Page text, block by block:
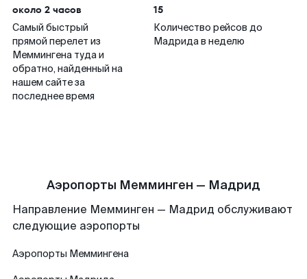
около 2 часов
Самый быстрый
прямой перелет из
Меммингена туда и
обратно, найденный на
нашем сайте за
последнее время
15
Количество рейсов до
Мадрида в неделю
Аэропорты Мемминген — Мадрид
Направление Мемминген — Мадрид обслуживают
следующие аэропорты
Аэропорты Меммингена